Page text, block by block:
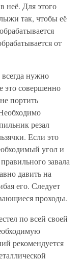
неё. Для этого
так, чтобы её
от
нужно
это совершенно
портить
резал
Если это
угол и
завала
давить на
его. Следует
проходы.
по всей своей
рекомендуется